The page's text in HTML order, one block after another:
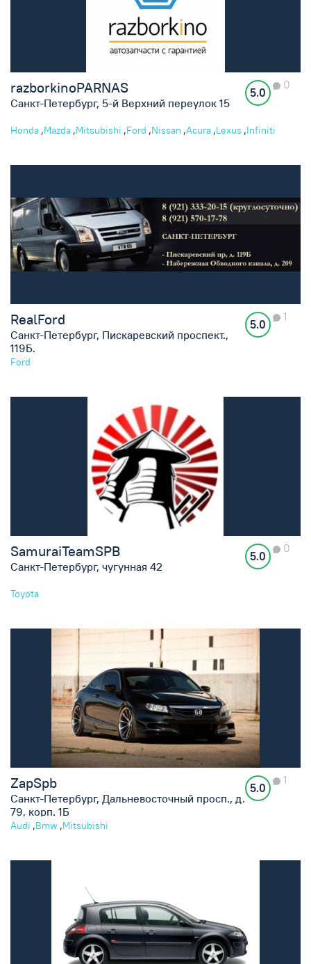
razborkinoPARNAS
Санкт-Петербург, 5-й Верхний переулок 15
5.0
0
Honda ,Mazda ,Mitsubishi ,Ford ,Nissan ,Acura ,Lexus ,Infiniti
RealFord
Санкт-Петербург, Пискаревский проспект.,
119Б.
5.0
1
Ford
SamuraiTeamSPB
Санкт-Петербург, чугунная 42
5.0
0
Toyota
ZapSpb
Санкт-Петербург, Дальневосточный просп., д.
79, корп. 1Б
5.0
1
Audi ,Bmw ,Mitsubishi